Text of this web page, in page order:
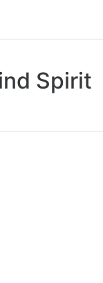
Spirit